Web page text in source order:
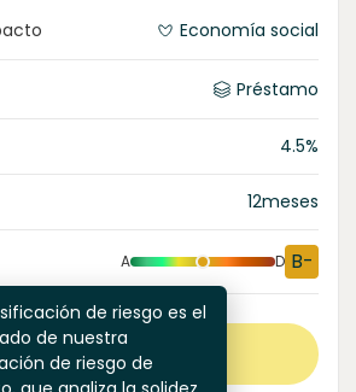
Economía social
Préstamo
4.5%
12meses
de riesgo es el
de nuestra
de riesgo de
A D B-
Ver más